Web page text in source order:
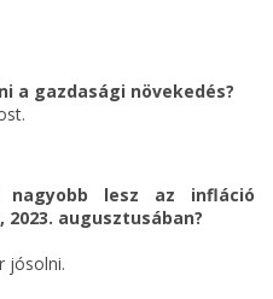
a gazdasági növekedés?
nagyobb lesz az infláció
augusztusában?
jósolni.